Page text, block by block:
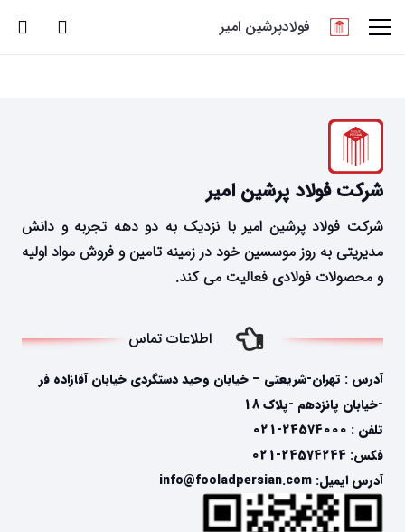
فولادپرشین امیر
شرکت فولاد پرشین امیر
شرکت فولاد پرشین امیر با نزدیک به دو دهه تجربه و دانش
مدیریتی به روز موسسین خود در زمینه تامین و فروش مواد اولیه
و محصولات فولادی فعالیت می کند.
اطلاعات تماس
آدرس : تهران-شریعتی – خیابان وحید دستگردی خیابان آقازاده فر
-خیابان پانزدهم -پلاک 18
تلفن : 24574000-021
فکس: 24574244-021
آدرس ایمیل: info@fooladpersian.com